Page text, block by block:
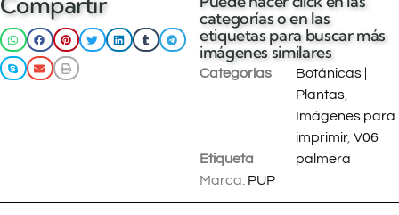
Leer más
categorías o en las
etiquetas para buscar más
imágenes similares
Categorías
Botánicas |
Plantas,
Imágenes para
imprimir, V06
Etiqueta
palmera
Marca: PUP